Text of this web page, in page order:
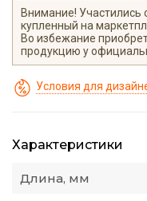
Внимание! Участились
купленный на
Во избежание
продукцию у
Условия для
Характеристики
Длина, мм